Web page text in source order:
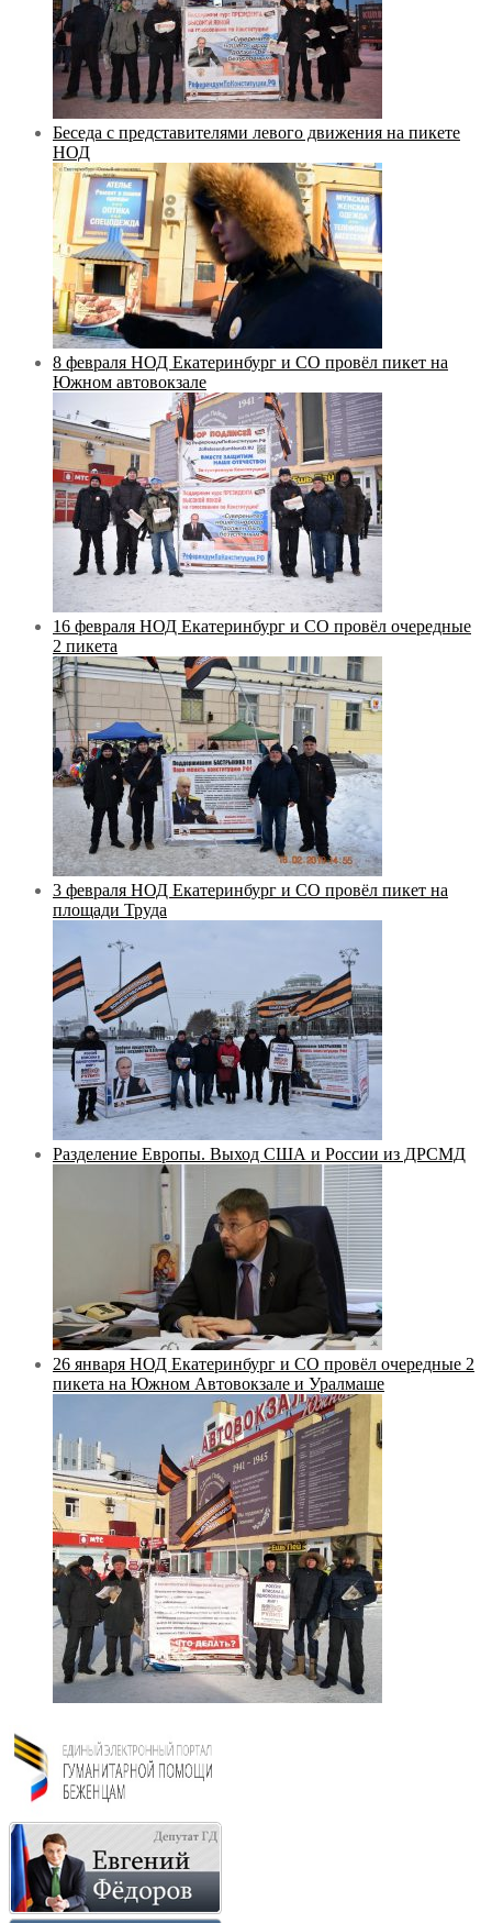
Беседа с представителями левого движения на пикете
НОД
8 февраля НОД Екатеринбург и СО провёл пикет на
Южном автовокзале
16 февраля НОД Екатеринбург и СО провёл очередные
2 пикета
3 февраля НОД Екатеринбург и СО провёл пикет на
площади Труда
Разделение Европы. Выход США и России из ДРСМД
26 января НОД Екатеринбург и СО провёл очередные 2
пикета на Южном Автовокзале и Уралмаше